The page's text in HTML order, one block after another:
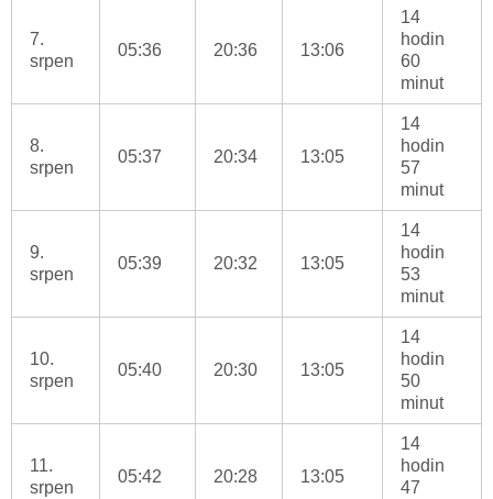
7.
srpen
05:36 20:36 13:06
14
hodin
60
minut
8.
srpen
05:37 20:34 13:05
14
hodin
57
minut
9.
srpen
05:39 20:32 13:05
14
hodin
53
minut
10.
srpen
05:40 20:30 13:05
14
hodin
50
minut
11.
srpen
05:42 20:28 13:05
14
hodin
47